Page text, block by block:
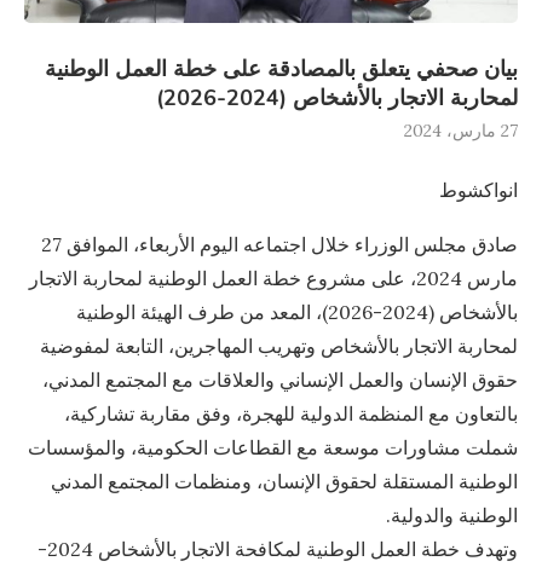
بيان صحفي يتعلق بالمصادقة على خطة العمل الوطنية
لمحاربة الاتجار بالأشخاص (2024-2026)
27 مارس، 2024
انواكشوط
صادق مجلس الوزراء خلال اجتماعه اليوم الأربعاء، الموافق 27
مارس 2024، على مشروع خطة العمل الوطنية لمحاربة الاتجار
بالأشخاص (2024-2026)، المعد من طرف الهيئة الوطنية
لمحاربة الاتجار بالأشخاص وتهريب المهاجرين، التابعة لمفوضية
حقوق الإنسان والعمل الإنساني والعلاقات مع المجتمع المدني،
بالتعاون مع المنظمة الدولية للهجرة، وفق مقاربة تشاركية،
شملت مشاورات موسعة مع القطاعات الحكومية، والمؤسسات
الوطنية المستقلة لحقوق الإنسان، ومنظمات المجتمع المدني
الوطنية والدولية.
وتهدف خطة العمل الوطنية لمكافحة الاتجار بالأشخاص 2024-